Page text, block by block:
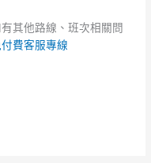
其他路線、班次相關問
費客服專線